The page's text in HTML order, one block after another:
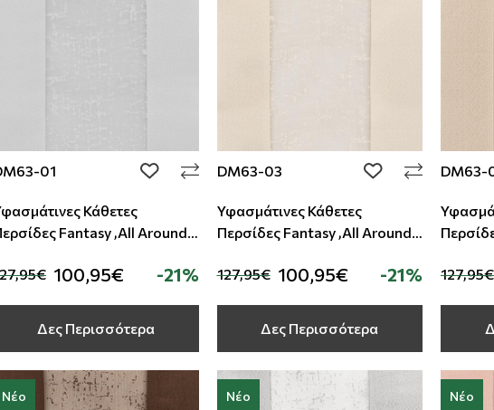
01 add to wishlist
Κάθετες
Fantasy ,All Around
100,95€ -21%
Δες Περισσότερα
DM63-03 add to wishlist
Υφασμάτινες Κάθετες
Περσίδες Fantasy ,All Around
127,95€ 100,95€ -21%
Δες Περισσότερα
DM63-
127,95€
Νέο Νέο Νέο